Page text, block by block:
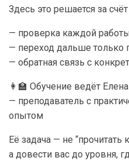
Здесь это решается за
— проверка каждой
— переход дальше только
— обратная связь с
👩‍🏫 Обучение ведёт
— преподаватель с
опытом
Её задача — не “прочитать
а довести вас до уровня,